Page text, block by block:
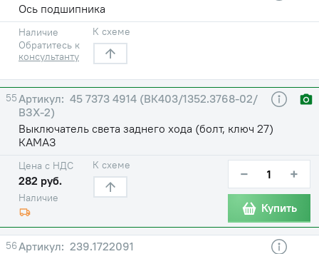
Ось подшипника
Наличие
Обратитесь к
консультанту
К схеме
55
45 7373 4914 (ВК403/1352.3768-02/
ВЗХ-2)
Выключатель света заднего хода (болт, ключ 27)
КАМАЗ
Наличие
Цена с НДС
282 руб.
К схеме − +
Купить
56
239.1722091